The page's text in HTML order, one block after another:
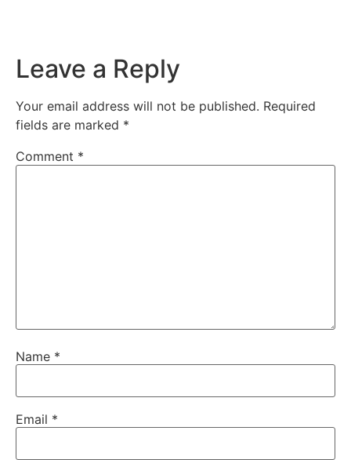
Leave a Reply
Your email address will not be published. Required
fields are marked *
Comment *
Name *
Email *